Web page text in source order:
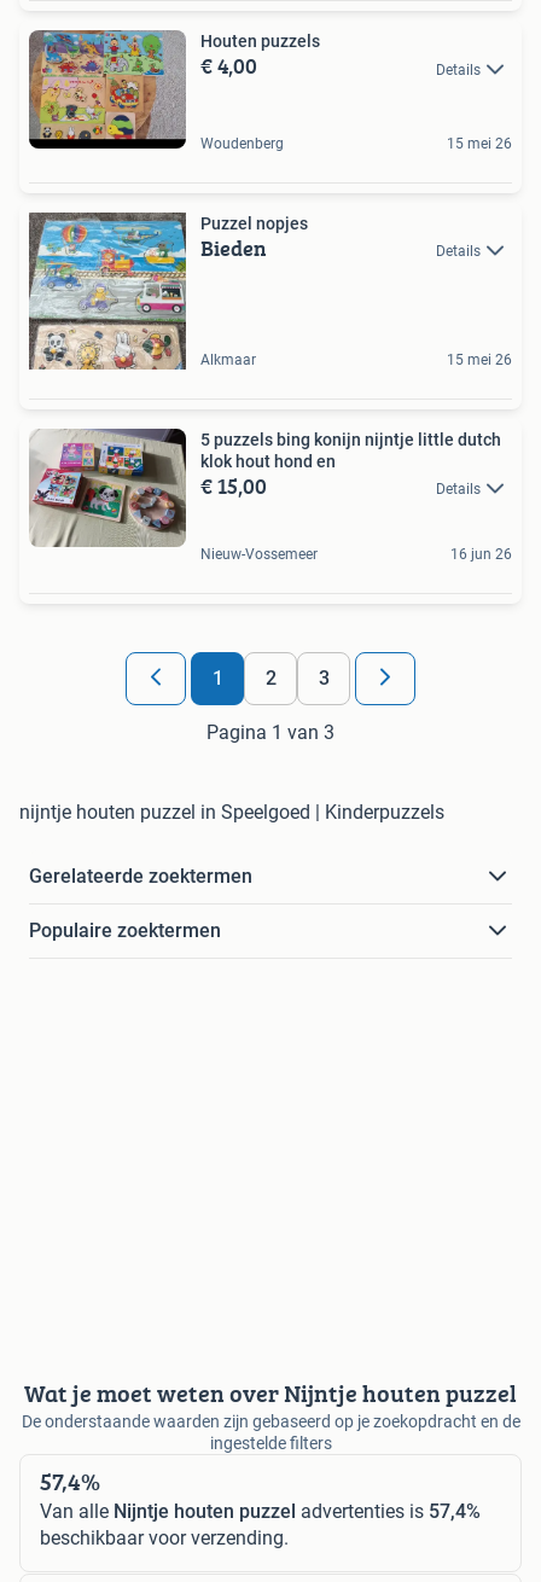
Houten puzzels
€ 4,00 Details
Woudenberg 15 mei 26
Puzzel nopjes
Bieden Details
Alkmaar 15 mei 26
5 puzzels bing konijn nijntje little dutch
klok hout hond en
€ 15,00 Details
Nieuw-Vossemeer 16 jun 26
1 2 3
Pagina 1 van 3
nijntje houten puzzel in Speelgoed | Kinderpuzzels
Gerelateerde zoektermen
Populaire zoektermen
Wat je moet weten over Nijntje houten puzzel
De onderstaande waarden zijn gebaseerd op je zoekopdracht en de
ingestelde filters
57,4%
Van alle Nijntje houten puzzel advertenties is 57,4%
beschikbaar voor verzending.